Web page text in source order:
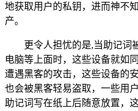
地获取用户的私钥，进而神不
产。
更令人担忧的是,当助记词
电脑等上面时，这些设备就如
遭遇黑客的攻击，这些设备的
也会被黑客轻易盗取，一些用
助记词写在纸上后随意放置，